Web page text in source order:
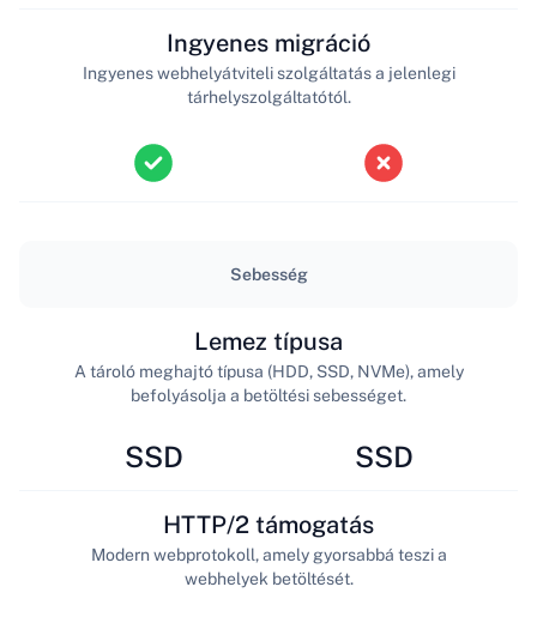
Ingyenes migráció
Ingyenes webhelyátviteli szolgáltatás a jelenlegi
tárhelyszolgáltatótól.
Sebesség
SSD
Lemez típusa
A tároló meghajtó típusa (HDD, SSD, NVMe), amely
befolyásolja a betöltési sebességet.
SSD
HTTP/2 támogatás
Modern webprotokoll, amely gyorsabbá teszi a
webhelyek betöltését.